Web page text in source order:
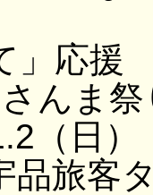
」応援
んま祭
（日
品旅客